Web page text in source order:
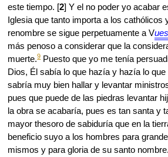
este tiempo. [2] Y el no poder yo acabar
Iglesia que tanto importa a los cathólicos
renombre se sigue perpetuamente a V
más penoso a considerar que la
muerte.9Puesto que yo me tenía
Dios, Él sabía lo que hazía y hazía lo
sabría muy bien hallar y levantar
pues que puede de las piedras levantar
la obra se acabaría, pues es tan santa y
mayor thesoro de sabiduría que en la
beneficio suyo a los hombres para
mismos y para gloria de su santo